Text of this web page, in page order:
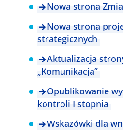
Nowa strona
Nowa strona
strategicznych
Aktualizacja
„Komunikacja”
Opublikowanie
kontroli I stopnia
Wskazówki dla